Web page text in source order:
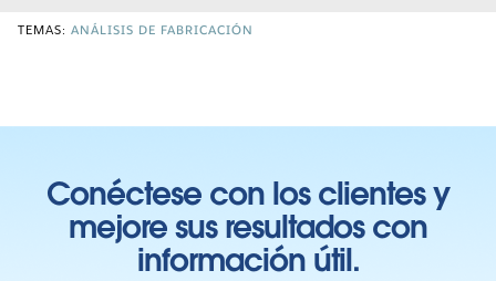
TEMAS: ANÁLISIS DE FABRICACIÓN
Conéctese con los clientes y
mejore sus resultados con
información útil.